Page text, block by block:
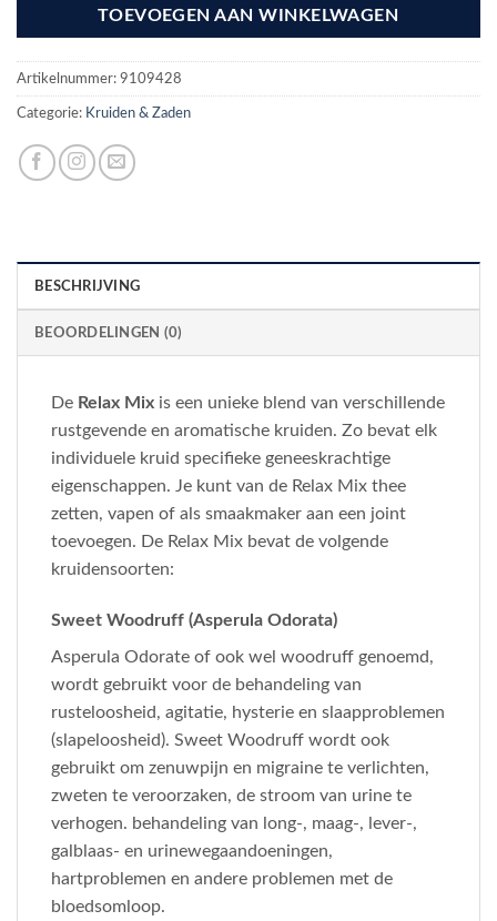
TOEVOEGEN AAN WINKELWAGEN
Artikelnummer: 9109428
Categorie: Kruiden & Zaden
BESCHRIJVING
BEOORDELINGEN (0)
De Relax Mix is een unieke blend van verschillende
rustgevende en aromatische kruiden. Zo bevat elk
individuele kruid specifieke geneeskrachtige
eigenschappen. Je kunt van de Relax Mix thee
zetten, vapen of als smaakmaker aan een joint
toevoegen. De Relax Mix bevat de volgende
kruidensoorten:
Sweet Woodruff (Asperula Odorata)
Asperula Odorate of ook wel woodruff genoemd,
wordt gebruikt voor de behandeling van
rusteloosheid, agitatie, hysterie en slaapproblemen
(slapeloosheid). Sweet Woodruff wordt ook
gebruikt om zenuwpijn en migraine te verlichten,
zweten te veroorzaken, de stroom van urine te
verhogen. behandeling van long-, maag-, lever-,
galblaas- en urinewegaandoeningen,
hartproblemen en andere problemen met de
bloedsomloop.